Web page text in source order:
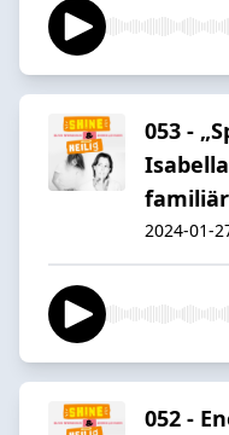
053 -
2024-01-
052 -